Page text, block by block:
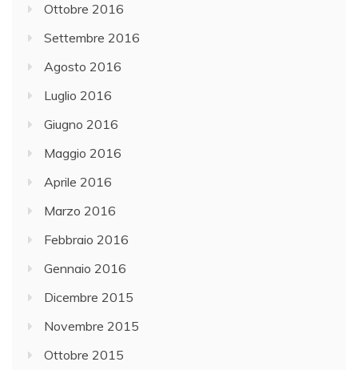
Ottobre 2016
Settembre 2016
Agosto 2016
Luglio 2016
Giugno 2016
Maggio 2016
Aprile 2016
Marzo 2016
Febbraio 2016
Gennaio 2016
Dicembre 2015
Novembre 2015
Ottobre 2015